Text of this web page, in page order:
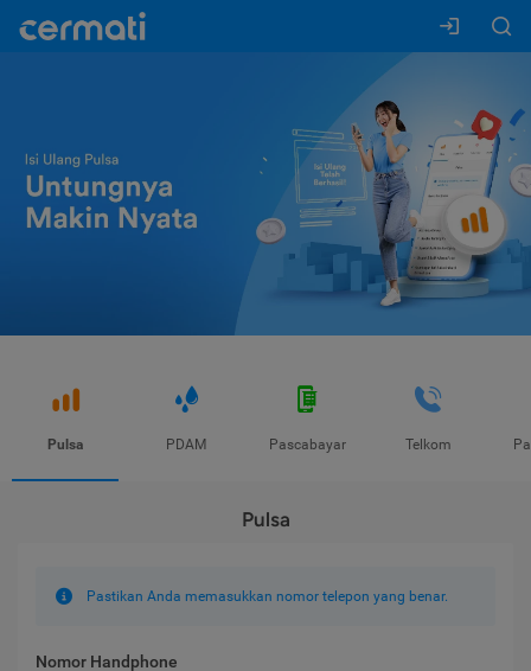
Pulsa PDAM Pascabayar Telkom
Pulsa
Pastikan Anda memasukkan nomor telepon yang benar.
Nomor Handphone